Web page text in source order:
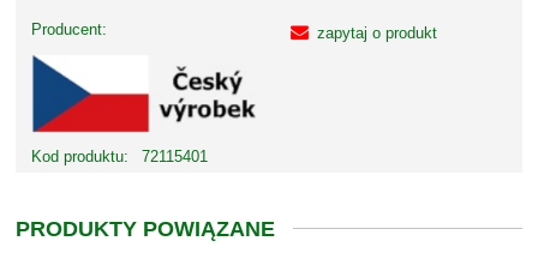
Producent:
Kod produktu: 72115401
zapytaj o produkt
PRODUKTY POWIĄZANE